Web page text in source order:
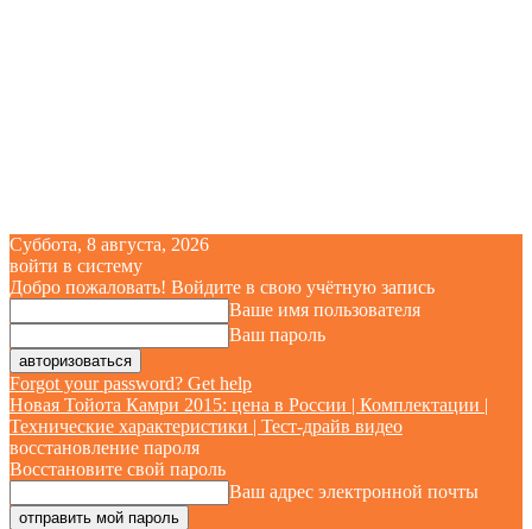
Суббота, 8 августа, 2026
войти в систему
Добро пожаловать! Войдите в свою учётную запись
Ваше имя пользователя
Ваш пароль
Forgot your password? Get help
Новая Тойота Камри 2015: цена в России | Комплектации |
Технические характеристики | Тест-драйв видео
восстановление пароля
Восстановите свой пароль
Ваш адрес электронной почты